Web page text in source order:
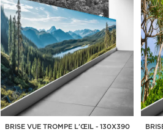
BRISE VUE TROMPE L'ŒIL - 130X390